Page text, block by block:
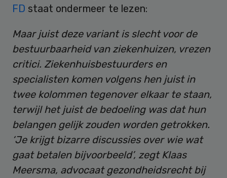
FD staat ondermeer te lezen:
Maar juist deze variant is slecht voor de
bestuurbaarheid van ziekenhuizen, vrezen
critici. Ziekenhuisbestuurders en
specialisten komen volgens hen juist in
twee kolommen tegenover elkaar te staan,
terwijl het juist de bedoeling was dat hun
belangen gelijk zouden worden getrokken.
‘Je krijgt bizarre discussies over wie wat
gaat betalen bijvoorbeeld’, zegt Klaas
Meersma, advocaat gezondheidsrecht bij